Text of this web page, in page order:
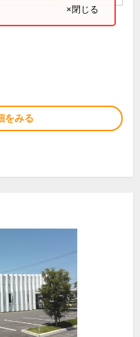
×閉じる
をみる